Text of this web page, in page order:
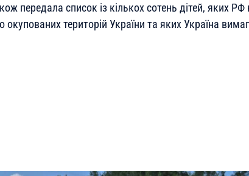
передала список із кількох сотень дітей, яких
окупованих територій України та яких Україна